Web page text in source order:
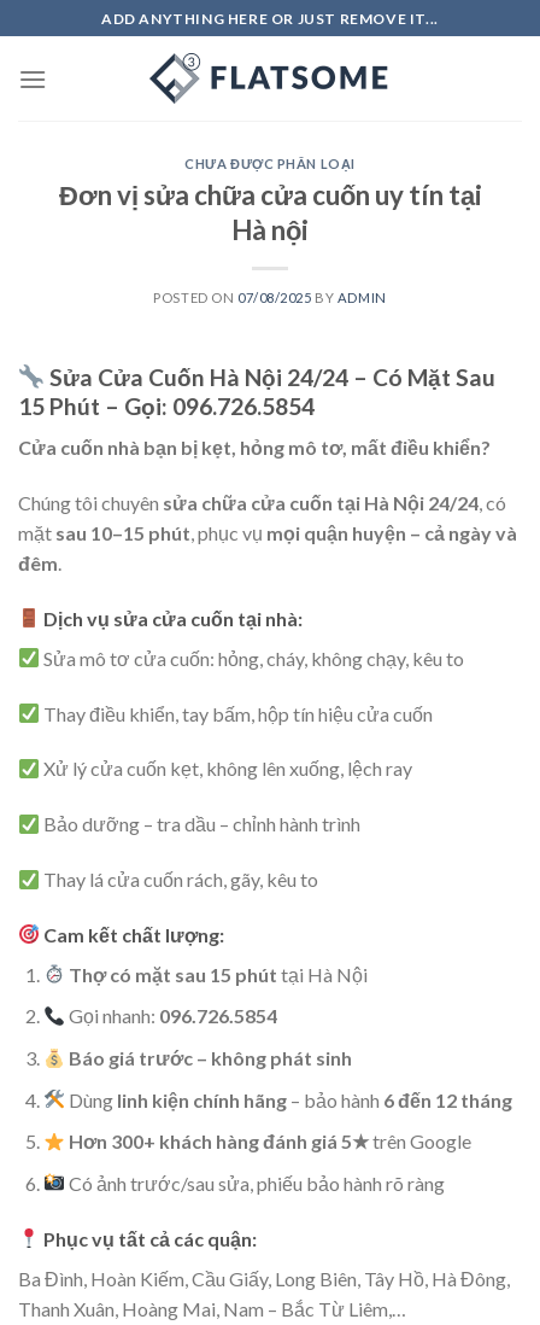
to
content
ADD ANYTHING HERE OR JUST REMOVE IT...
CHƯA ĐƯỢC PHÂN LOẠI
Đơn vị sửa chữa cửa cuốn uy tín tại
Hà nội
POSTED ON 07/08/2025 BY ADMIN
Sửa Cửa Cuốn Hà Nội 24/24 – Có Mặt Sau
15 Phút – Gọi: 096.726.5854
Cửa cuốn nhà bạn bị kẹt, hỏng mô tơ, mất điều khiển?
Chúng tôi chuyên sửa chữa cửa cuốn tại Hà Nội 24/24, có
mặt sau 10–15 phút, phục vụ mọi quận huyện – cả ngày và
đêm.
Dịch vụ sửa cửa cuốn tại nhà:
Sửa mô tơ cửa cuốn: hỏng, cháy, không chạy, kêu to
Thay điều khiển, tay bấm, hộp tín hiệu cửa cuốn
Xử lý cửa cuốn kẹt, không lên xuống, lệch ray
Bảo dưỡng – tra dầu – chỉnh hành trình
Thay lá cửa cuốn rách, gãy, kêu to
Cam kết chất lượng:
Thợ có mặt sau 15 phút tại Hà Nội
Gọi nhanh: 096.726.5854
Báo giá trước – không phát sinh
Dùng linh kiện chính hãng – bảo hành 6 đến 12 tháng
Hơn 300+ khách hàng đánh giá 5★trên Google
Có ảnh trước/sau sửa, phiếu bảo hành rõ ràng
Phục vụ tất cả các quận:
Ba Đình, Hoàn Kiếm, Cầu Giấy, Long Biên, Tây Hồ, Hà Đông,
Thanh Xuân, Hoàng Mai, Nam – Bắc Từ Liêm,…